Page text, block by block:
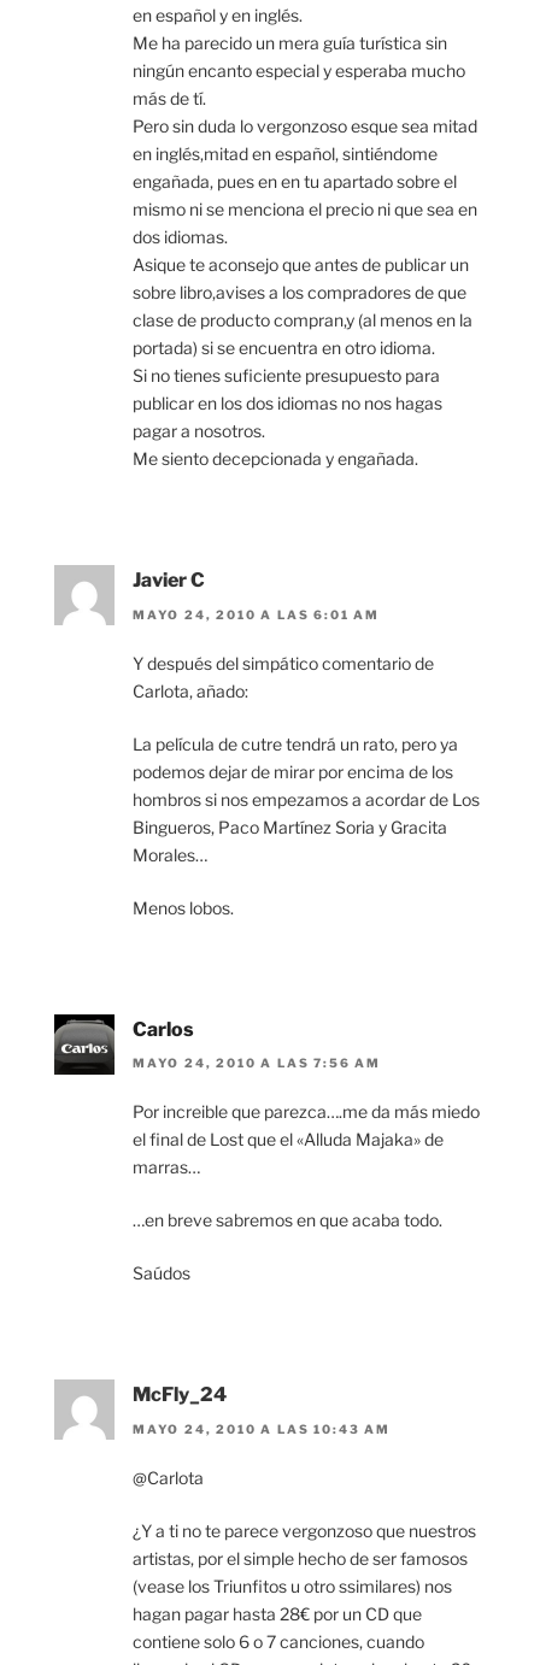
en español y en inglés.
Me ha parecido un mera guía turística sin
ningún encanto especial y esperaba mucho
más de tí.
Pero sin duda lo vergonzoso esque sea mitad
en inglés,mitad en español, sintiéndome
engañada, pues en en tu apartado sobre el
mismo ni se menciona el precio ni que sea en
dos idiomas.
Asique te aconsejo que antes de publicar un
sobre libro,avises a los compradores de que
clase de producto compran,y (al menos en la
portada) si se encuentra en otro idioma.
Si no tienes suficiente presupuesto para
publicar en los dos idiomas no nos hagas
pagar a nosotros.
Me siento decepcionada y engañada.
Javier C
MAYO 24, 2010 A LAS 6:01 AM
Y después del simpático comentario de
Carlota, añado:
La película de cutre tendrá un rato, pero ya
podemos dejar de mirar por encima de los
hombros si nos empezamos a acordar de Los
Bingueros, Paco Martínez Soria y Gracita
Morales…
Menos lobos.
Carlos
MAYO 24, 2010 A LAS 7:56 AM
Por increible que parezca….me da más miedo
el final de Lost que el «Alluda Majaka» de
marras…
…en breve sabremos en que acaba todo.
Saúdos
McFly_24
MAYO 24, 2010 A LAS 10:43 AM
@Carlota
¿Y a ti no te parece vergonzoso que nuestros
artistas, por el simple hecho de ser famosos
(vease los Triunfitos u otro ssimilares) nos
hagan pagar hasta 28€ por un CD que
contiene solo 6 o 7 canciones, cuando